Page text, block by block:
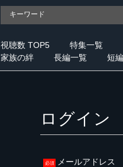
視聴数 TOP5 特集一覧
家族の絆
長編一覧 短
ログイン
メールアドレス